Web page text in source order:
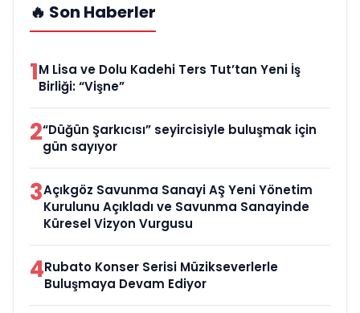
🔥 Son Haberler
1M Lisa ve Dolu Kadehi Ters Tut’tan Yeni İş
Birliği: “Vişne”
2“Düğün Şarkıcısı” seyircisiyle buluşmak için
gün sayıyor
3Açıkgöz Savunma Sanayi AŞ Yeni Yönetim
Kurulunu Açıkladı ve Savunma Sanayinde
Küresel Vizyon Vurgusu
4Rubato Konser Serisi Müzikseverlerle
Buluşmaya Devam Ediyor